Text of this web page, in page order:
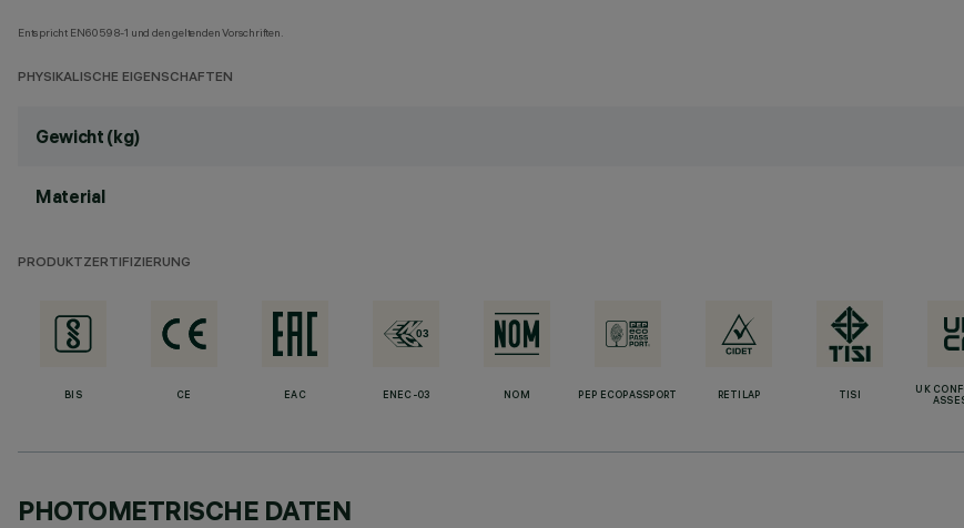
Entspricht EN60598-1 und den geltenden Vorschriften.
PHYSIKALISCHE EIGENSCHAFTEN
Gewicht (kg)
Material
PRODUKTZERTIFIZIERUNG
BIS CE EAC ENEC-03 NOM PEP ECOPASSPORT RETILAP TISI
UK
PHOTOMETRISCHE DATEN